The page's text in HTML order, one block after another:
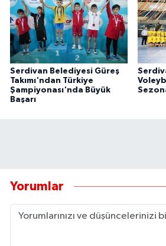
Serdivan Belediyesi Güreş
Takımı'ndan Türkiye
Şampiyonası'nda Büyük
Başarı
Yorumlar